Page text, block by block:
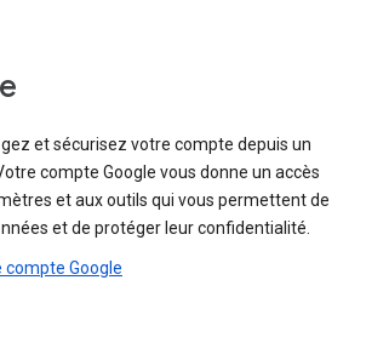
et sécurisez votre compte depuis un
compte Google vous donne un accès
et aux outils qui vous permettent de
et de protéger leur confidentialité.
Google